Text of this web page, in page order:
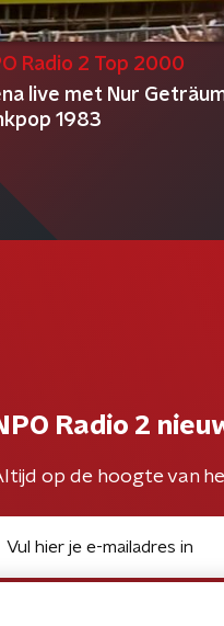
Radio 2 Top 2000
live met Nur
1983
Radio 2
op de hoogte van